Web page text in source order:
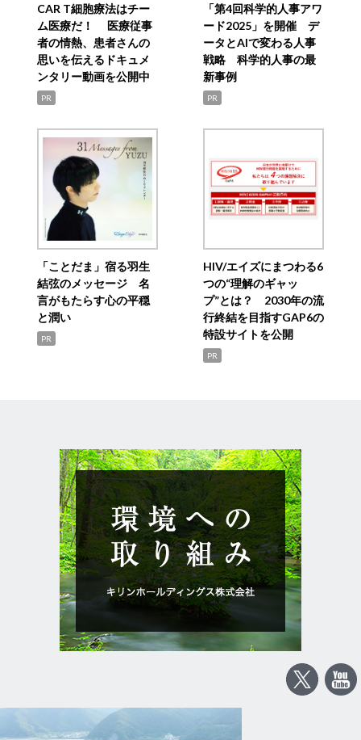
CAR T細胞療法はチー
ム医療だ！ 医療従事
者の情熱、患者さんの
思いを伝えるドキュメ
ンタリー動画を公開中
PR
「第4回科学的人事アワ
ード2025」を開催 デ
ータとAIで変わる人事
戦略 科学的人事の最
新事例
PR
「ことだま」宿る羽生
結弦のメッセージ 名
言がもたらす心の平穏
と潤い
PR
HIV/エイズにまつわる6
つの“理解のギャッ
プ”とは？ 2030年の流
行終結を目指すGAP6の
特設サイトを公開
PR